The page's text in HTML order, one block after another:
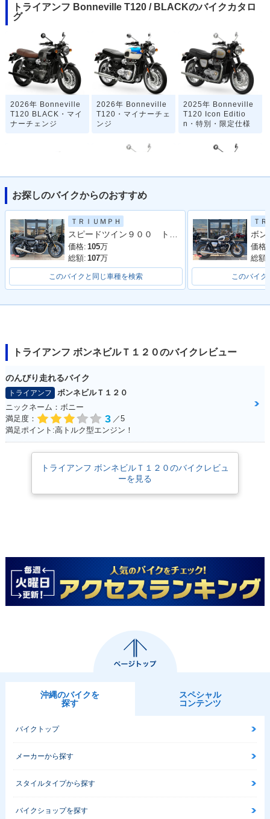
トライアンフ Bonneville T120 / BLACKのバイクカタロ
グ
2026年 Bonneville
T120 BLACK・マイ
ナーチェンジ
2026年 Bonneville
T120・マイナーチェ
ンジ
2025年 Bonneville
T120 Icon Editio
n・特別・限定仕様
2025年 Bonneville
T120・カラーチェン
ジ
2024年 Bonneville
T120 Stealth Editio
n・特別・限定仕様
2024年 Bonneville
T120 BLACK Stealt
h Edition・特別・限
定仕様
T120 BLACK・カラ
ーチェンジ
T120・カラーチェン
ジ
T120 BLACK・カラ
ーチェンジ
ナーチェンジ
ンジ
2018年 Bonneville
T120・カラーチェン
ジ
2016年 Bonneville
T120 BLACK・追加
2016年 Bonneville
T120・新登場
お探しのバイクからのおすすめ
ＴＲＩＵＭＰＨ
スピードツイン９００ トライアンフ認定中古車 ワンオーナー エンジンガード ２ライディングモード
価格: 105万
総額: 107万
このバイクと同じ車種を検索
Ｔ
価格:
総額:
このバイク
トライアンフ ボンネビルＴ１２０のバイクレビュー
のんびり走れるバイク
トライアンフ
ボンネビルＴ１２０
ニックネーム：ボニー
満足度：
3 ／5
満足ポイント:高トルク型エンジン！
トライアンフ ボンネビルＴ１２０のバイクレビュ
ーを見る
沖縄のバイクを
探す
スペシャル
コンテンツ
バイクトップ
メーカーから探す
スタイルタイプから探す
バイクショップを探す